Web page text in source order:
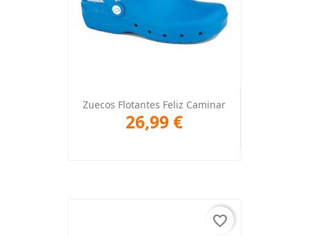
Zuecos Flotantes Feliz Caminar
26,99 €
favorite_border